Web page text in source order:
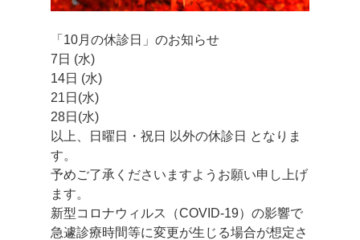
「10月の休診日」のお知らせ
7日 (水)
14日 (水)
21日(水)
28日(水)
以上、日曜日・祝日 以外の休診日 となりま
す。
予めご了承くださいますようお願い申し上げ
ます。
新型コロナウィルス（COVID-19）の影響で
急遽診療時間等に変更が生じる場合が想定さ